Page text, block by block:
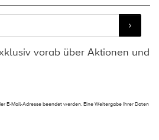
vorab über Aktionen und
E-Mail-Adresse beendet werden. Eine Weitergabe Ihrer Daten